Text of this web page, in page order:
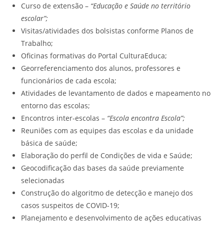
Curso de extensão – “Educação e Saúde no território
escolar”;
Visitas/atividades dos bolsistas conforme Planos de
Trabalho;
Oficinas formativas do Portal CulturaEduca;
Georreferenciamento dos alunos, professores e
funcionários de cada escola;
Atividades de levantamento de dados e mapeamento no
entorno das escolas;
Encontros inter-escolas – “Escola encontra Escola”;
Reuniões com as equipes das escolas e da unidade
básica de saúde;
Elaboração do perfil de Condições de vida e Saúde;
Geocodificação das bases da saúde previamente
selecionadas
Construção do algoritmo de detecção e manejo dos
casos suspeitos de COVID-19;
Planejamento e desenvolvimento de ações educativas